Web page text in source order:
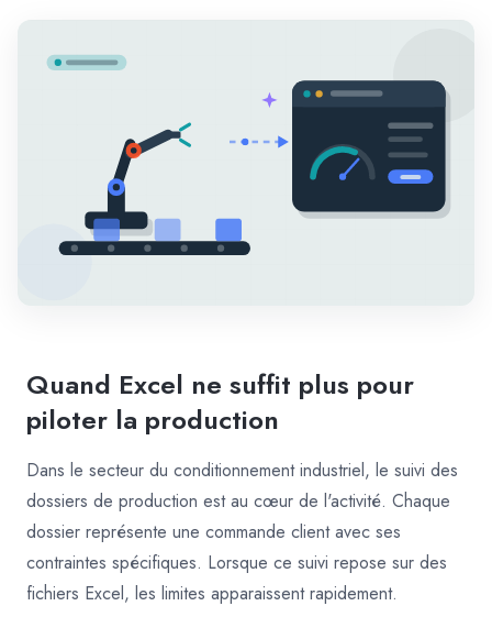
Quand Excel ne suffit plus pour
piloter la production
Dans le secteur du conditionnement industriel, le suivi des
dossiers de production est au cœur de l'activité. Chaque
dossier représente une commande client avec ses
contraintes spécifiques. Lorsque ce suivi repose sur des
fichiers Excel, les limites apparaissent rapidement.